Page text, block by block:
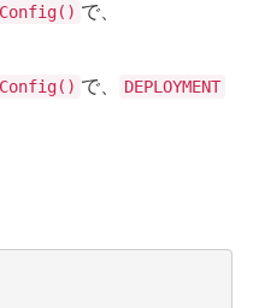
で、
で、 DEPLOYMENT